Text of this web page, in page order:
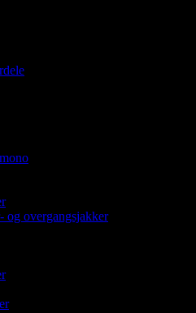
og overgangsjakker